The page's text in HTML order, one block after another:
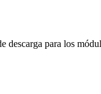
para los